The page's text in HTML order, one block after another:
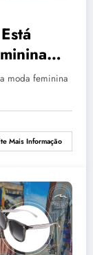
moda feminina
Mais Informação